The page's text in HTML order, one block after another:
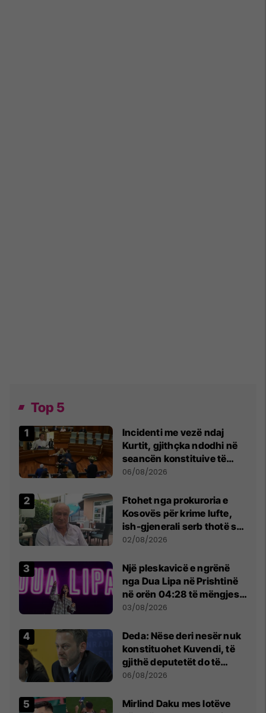
Top 5
Incidenti me vezë ndaj
Kurtit, gjithçka ndodhi në
seancën konstituive të
Kuvendit
06/08/2026
Ftohet nga prokuroria e
Kosovës për krime lufte,
ish-gjenerali serb thotë se
dikush e tradhtoi në
02/08/2026
Një pleskavicë e ngrënë
nga Dua Lipa në Prishtinë
në orën 04:28 të mëngjesit
- dhe bota digjitale serbe
03/08/2026
Deda: Nëse deri nesër nuk
konstituohet Kuvendi, të
gjithë deputetët do të
bëjnë shkelje të rëndë
06/08/2026
Mirlind Daku mes lotëve